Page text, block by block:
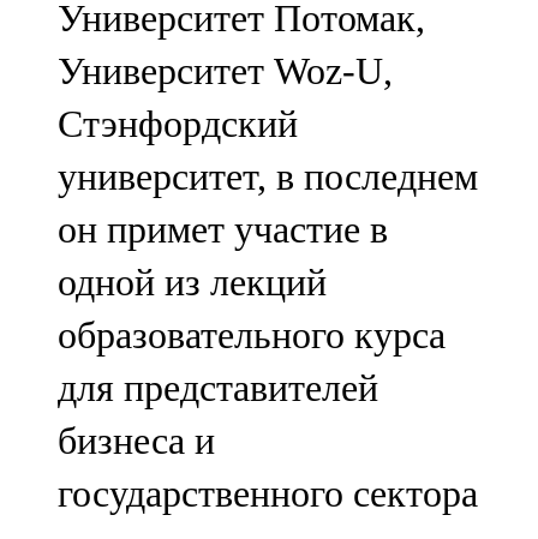
91,0 FM
Шәмәрдән
102,3 FM
Яңа чишмә
107,0 FM
Яр Чаллы
105,5 FM
Университет Потомак,
Университет Woz-U,
Стэнфордский
университет, в последнем
он примет участие в
одной из лекций
образовательного курса
для представителей
бизнеса и
государственного сектора